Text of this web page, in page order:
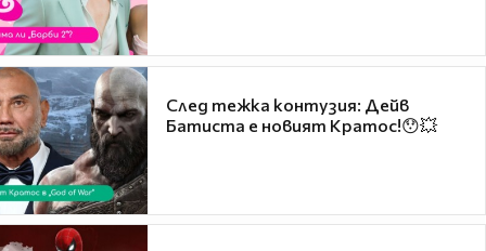
След тежка контузия: Дейв
Батиста е новият Кратос!😯💥